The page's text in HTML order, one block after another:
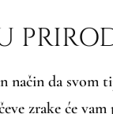
način da svom
zrake će